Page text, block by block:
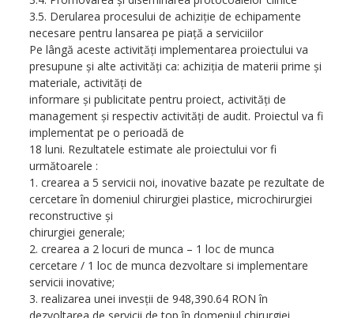
3.5. Derularea procesului de achiziţie de echipamente
necesare pentru lansarea pe piaţă a serviciilor
Pe lângă aceste activităţi implementarea proiectului va
presupune şi alte activităţi ca: achiziţia de materii prime şi
materiale, activităţi de
informare şi publicitate pentru proiect, activităţi de
management şi respectiv activităţi de audit. Proiectul va fi
implementat pe o perioadă de
18 luni. Rezultatele estimate ale proiectului vor fi
următoarele :
1. crearea a 5 servicii noi, inovative bazate pe rezultate de
cercetare în domeniul chirurgiei plastice, microchirurgiei
reconstructive şi
chirurgiei generale;
2. crearea a 2 locuri de munca – 1 loc de munca
cercetare / 1 loc de munca dezvoltare si implementare
servicii inovative;
3. realizarea unei invesţii de 948,390.64 RON în